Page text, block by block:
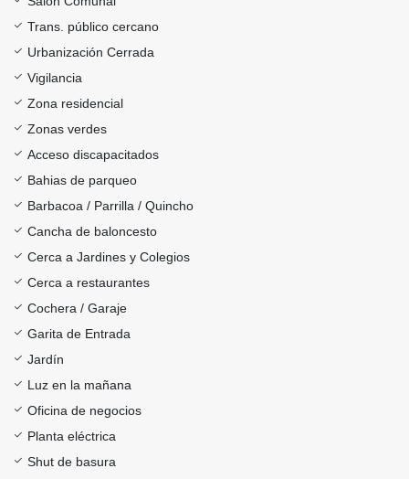
Trans. público cercano
Urbanización Cerrada
Vigilancia
Zona residencial
Zonas verdes
Acceso discapacitados
Bahias de parqueo
Barbacoa / Parrilla / Quincho
Cancha de baloncesto
Cerca a Jardines y Colegios
Cerca a restaurantes
Cochera / Garaje
Garita de Entrada
Jardín
Luz en la mañana
Oficina de negocios
Planta eléctrica
Shut de basura